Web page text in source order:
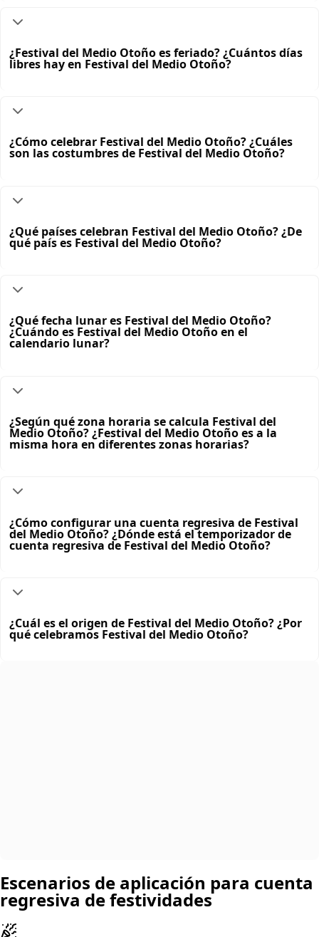
¿Festival del Medio Otoño es feriado? ¿Cuántos días
libres hay en Festival del Medio Otoño?
¿Cómo celebrar Festival del Medio Otoño? ¿Cuáles
son las costumbres de Festival del Medio Otoño?
¿Qué países celebran Festival del Medio Otoño? ¿De
qué país es Festival del Medio Otoño?
¿Qué fecha lunar es Festival del Medio Otoño?
¿Cuándo es Festival del Medio Otoño en el
calendario lunar?
¿Según qué zona horaria se calcula Festival del
Medio Otoño? ¿Festival del Medio Otoño es a la
misma hora en diferentes zonas horarias?
¿Cómo configurar una cuenta regresiva de Festival
del Medio Otoño? ¿Dónde está el temporizador de
cuenta regresiva de Festival del Medio Otoño?
¿Cuál es el origen de Festival del Medio Otoño? ¿Por
qué celebramos Festival del Medio Otoño?
Escenarios de aplicación para cuenta
regresiva de festividades